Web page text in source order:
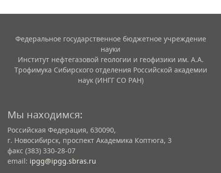
Федеральное государственное бюджетное учреждение
науки
Институт нефтегазовой геологии и геофизики им. А.А.
Трофимука Сибирского отделения Российской академии
наук (ИНГГ СО РАН)
Мы находимся:
Российская Федерация, 630090,
г. Новосибирск, проспект Академика Коптюга, 3
факс (383) 330-28-07
email: ipgg@ipgg.sbras.ru